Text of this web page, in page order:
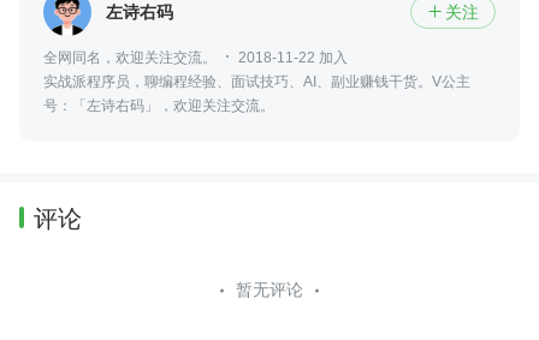
左诗右码  关注
全网同名，欢迎关注交流。
2018-11-22 加入
实战派程序员，聊编程经验、面试技巧、AI、副业赚钱干货。V公主
号：「左诗右码」，欢迎关注交流。
评论
暂无评论